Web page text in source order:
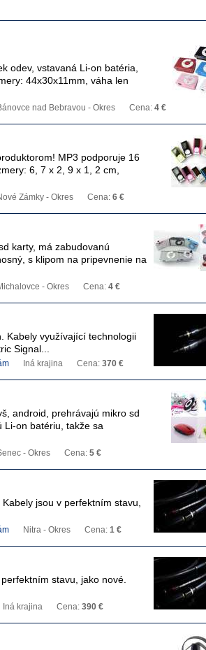
odev, vstavaná Li-on batéria,
44x30x11mm, váha len
nad Bebravou - Okres Cena: 4 €
MP3 podporuje 16
6, 7 x 2, 9 x 1, 2 cm,
Zámky - Okres Cena: 6 €
karty, má zabudovanú
s klipom na pripevnenie na
- Okres Cena: 4 €
Kabely využívající technologii
Signal...
Iná krajina Cena: 370 €
android, prehrávajú mikro sd
Li-on batériu, takže sa
- Okres Cena: 5 €
jsou v perfektním stavu,
Nitra - Okres Cena: 1 €
stavu, jako nové.
Iná krajina Cena: 390 €